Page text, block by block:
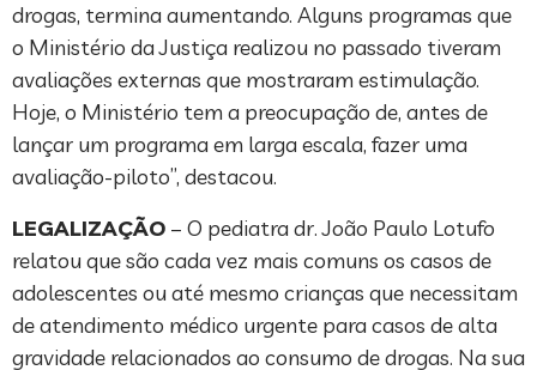
drogas, termina aumentando. Alguns programas que
o Ministério da Justiça realizou no passado tiveram
avaliações externas que mostraram estimulação.
Hoje, o Ministério tem a preocupação de, antes de
lançar um programa em larga escala, fazer uma
avaliação-piloto”, destacou.
LEGALIZAÇÃO – O pediatra dr. João Paulo Lotufo
relatou que são cada vez mais comuns os casos de
adolescentes ou até mesmo crianças que necessitam
de atendimento médico urgente para casos de alta
gravidade relacionados ao consumo de drogas. Na sua